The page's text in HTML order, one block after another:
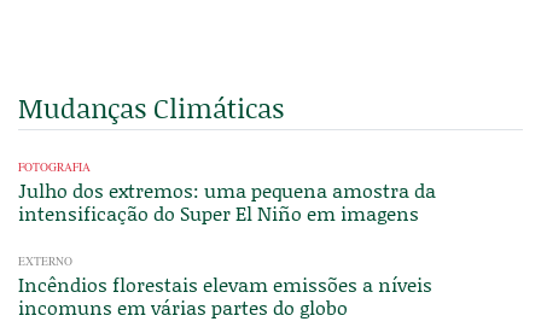
Mudanças Climáticas
FOTOGRAFIA
Julho dos extremos: uma pequena amostra da
intensificação do Super El Niño em imagens
EXTERNO
Incêndios florestais elevam emissões a níveis
incomuns em várias partes do globo